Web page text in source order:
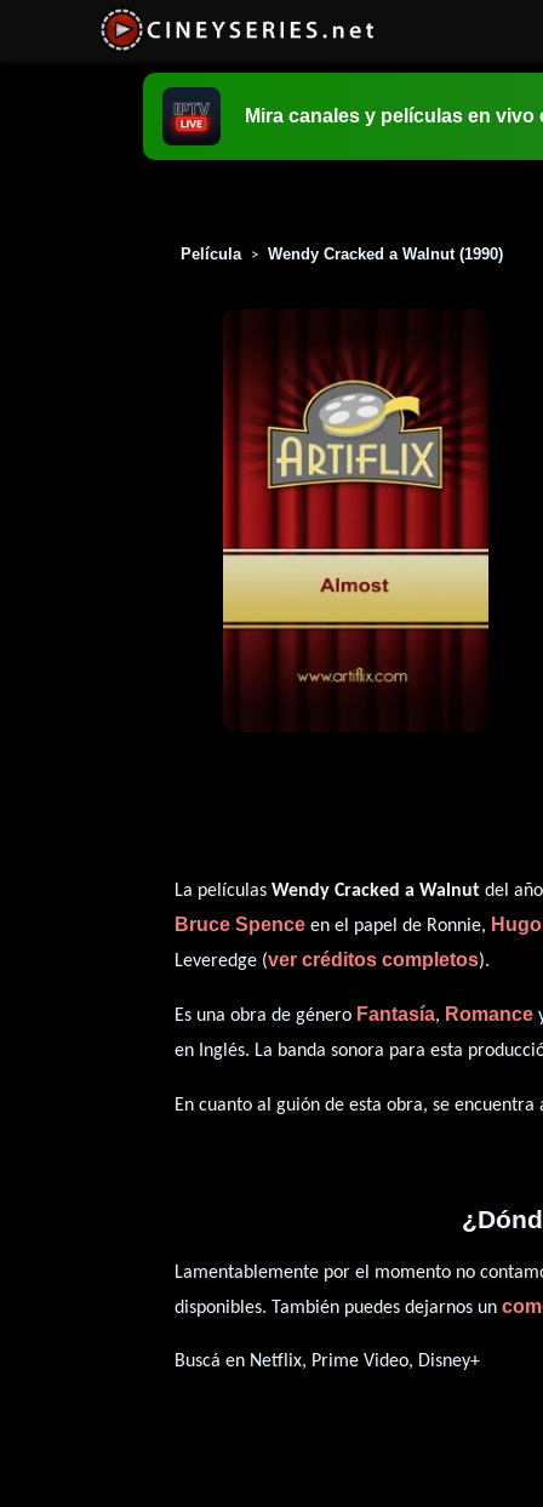
Mira canales y películas en vivo
Película > Wendy Cracked a Walnut (1990)
La películasWendy Cracked a Walnut del
Bruce Spence en el papel de Ronnie,
Leveredge (ver créditos completos).
Es una obra de género Fantasía, Romance
en Inglés. La banda sonora para esta
En cuanto al guión de esta obra, se
Lamentablemente por el momento no
disponibles. También puedes dejarnos un
Buscá en Netflix, Prime Video, Disney+